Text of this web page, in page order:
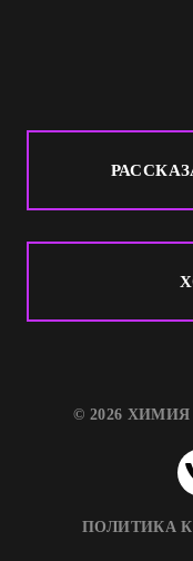
© 2026
ПОЛИТИКА